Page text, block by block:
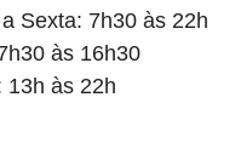
Sexta: 7h30 às 22h
às 16h30
13h às 22h